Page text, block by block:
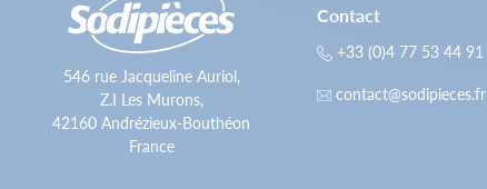
546 rue Jacqueline Auriol,
Z.I Les Murons,
42160 Andrézieux-Bouthéon
France
Contact
+33 (0)4 77 53 44 91
contact@sodipieces.fr